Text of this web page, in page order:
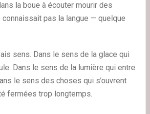
la boue à écouter mourir des
pas la langue — quelque
sens. Dans le sens de la glace qui
Dans le sens de la lumière qui entre
le sens des choses qui s’ouvrent
fermées trop longtemps.